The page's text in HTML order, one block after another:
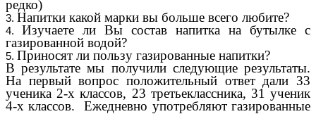
редко)
Напитки какой марки вы больше всего любите?
Изучаете ли Вы состав напитка на бутылке с
газированной водой?
Приносят ли пользу газированные напитки?
В результате мы получили следующие результаты.
На первый вопрос положительный ответ дали 33
ученика 2-х классов, 23 третьеклассника, 31 ученик
4-х классов. Ежедневно употребляют газированные